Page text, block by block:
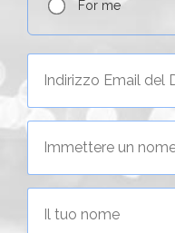
For me